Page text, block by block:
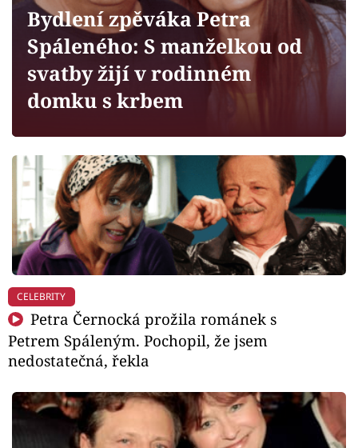
Sledujte prima+
Filmový festival Karlovy Vary
Mámy sobě
Přihlášení
Sledujte nás
Bydlení zpěváka Petra
Spáleného: S manželkou od
svatby žijí v rodinném
domku s krbem
CELEBRITY
Petra Černocká prožila románek s
Petrem Spáleným. Pochopil, že jsem
nedostatečná, řekla